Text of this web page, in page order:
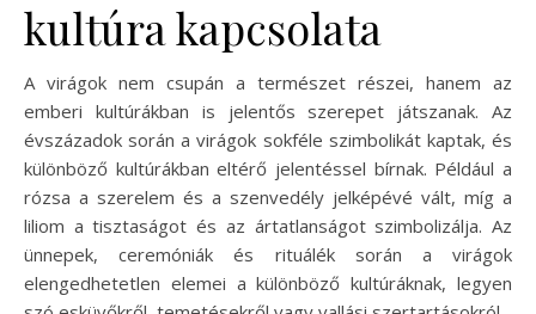
kultúra kapcsolata
A virágok nem csupán a természet részei, hanem az
emberi kultúrákban is jelentős szerepet játszanak. Az
évszázadok során a virágok sokféle szimbolikát kaptak, és
különböző kultúrákban eltérő jelentéssel bírnak. Például a
rózsa a szerelem és a szenvedély jelképévé vált, míg a
liliom a tisztaságot és az ártatlanságot szimbolizálja. Az
ünnepek, ceremóniák és rituálék során a virágok
elengedhetetlen elemei a különböző kultúráknak, legyen